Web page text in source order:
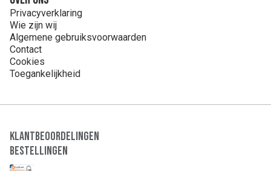
Privacyverklaring
Wie zijn wij
Algemene gebruiksvoorwaarden
Contact
Cookies
Toegankelijkheid
Klantbeoordelingen
Bestellingen